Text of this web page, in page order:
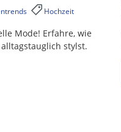
Hochzeit
Mode! Erfahre, wie
stylst.